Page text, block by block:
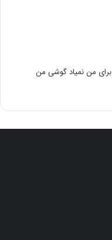
سلام چرا برای من میو آی ۱۲ برای من نمیاد گوشی من